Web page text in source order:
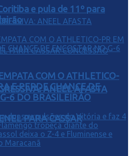
ANEEL AFASTA
PARA CASSAR
e pula de 11º para
COM O ATHLETICO-
E PERDE CHANCE DE
6 DO BRASILEIRÃO